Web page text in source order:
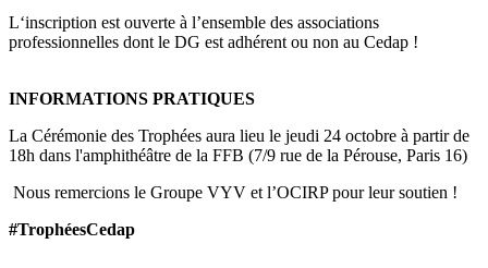
L‘inscription est ouverte à l’ensemble des associations
professionnelles dont le DG est adhérent ou non au Cedap !
INFORMATIONS PRATIQUES
La Cérémonie des Trophées aura lieu le jeudi 24 octobre à partir de
18h dans l'amphithéâtre de la FFB (7/9 rue de la Pérouse, Paris 16)
Nous remercions le Groupe VYV et l’OCIRP pour leur soutien !
#TrophéesCedap